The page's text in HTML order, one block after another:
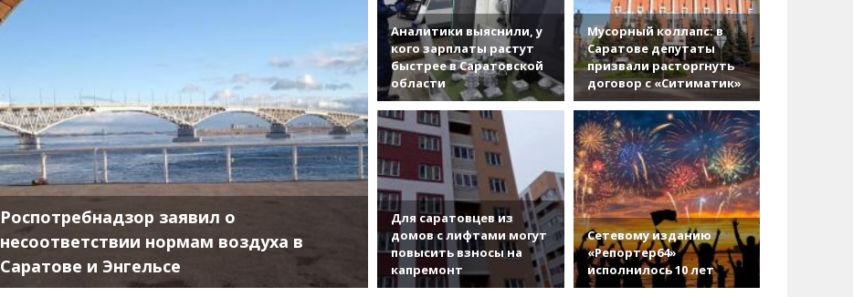
Роспотребнадзор заявил о
несоответствии нормам воздуха в
Саратове и Энгельсе
Аналитики выяснили, у
кого зарплаты растут
быстрее в Саратовской
области
Мусорный коллапс: в
Саратове депутаты
призвали расторгнуть
договор с «Ситиматик»
Для саратовцев из
домов с лифтами могут
повысить взносы на
капремонт
Сетевому изданию
«Репортер64»
исполнилось 10 лет